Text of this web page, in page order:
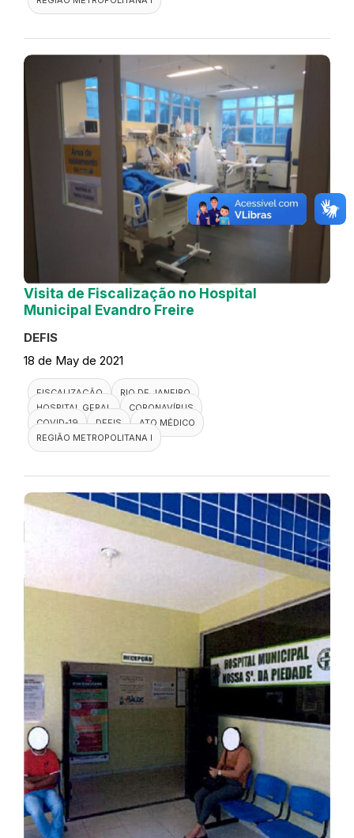
Visita de Fiscalização no Hospital
Municipal Evandro Freire
DEFIS
18 de May de 2021
FISCALIZAÇÃO
RIO DE JANEIRO
HOSPITAL GERAL
CORONAVÍRUS
COVID-19
DEFIS
ATO MÉDICO
REGIÃO METROPOLITANA I